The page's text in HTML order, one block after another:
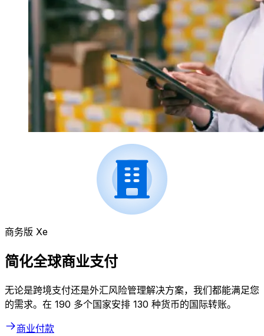
商务版 Xe
简化全球商业支付
无论是跨境支付还是外汇风险管理解决方案，我们都能满足您
的需求。在 190 多个国家安排 130 种货币的国际转账。
商业付款